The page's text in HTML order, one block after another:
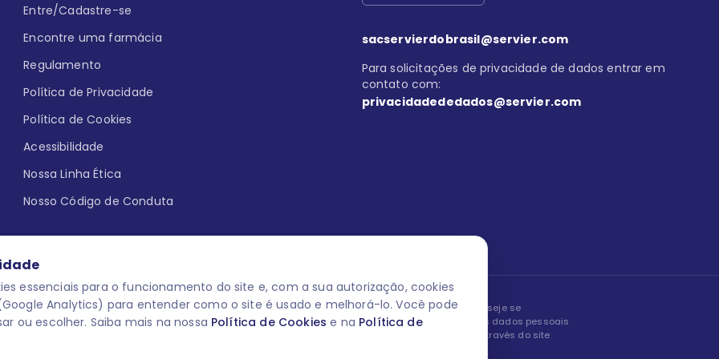
essenciais para o funcionamento do site e, com a sua autorização, cookies
Analytics) para entender como o site é usado e melhorá-lo. Você pode
ou escolher. Saiba mais na nossa Política de Cookies e na Política de
Entre/Cadastre-se
Encontre uma farmácia
Regulamento
Política de Privacidade
Política de Cookies
Acessibilidade
Nossa Linha Ética
Nosso Código de Conduta
sacservierdobrasil@servier.com
Para solicitações de privacidade de dados entrar em
contato com:
privacidadededados@servier.com
aqui uma reação adversa com
para o público leigo e para os
medicamentos. M-AS ONE-
O laboratório Servier do Brasil respeita os seus dados! Caso deseje se
descredenciar do Programa e apagar, editar ou corrigir os seus dados pessoais
você pode fazê-lo a qualquer momento entrando em contato através do site